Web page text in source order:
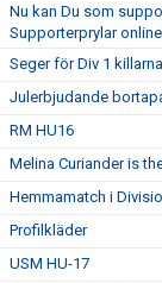
Nu kan Du som
Supporterprylar
Seger för Div 1
Julerbjudande
RM HU16
Melina Curiander is
Hemmamatch i
Profilkläder
USM HU-17